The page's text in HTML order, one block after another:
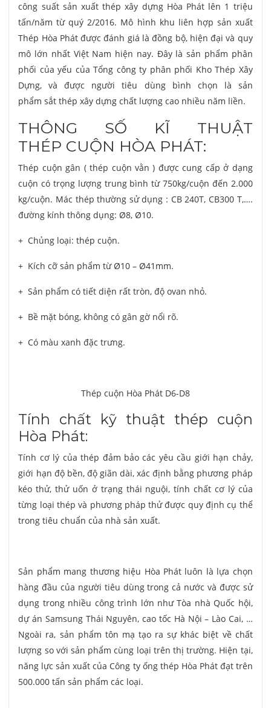
công suất sản xuất thép xây dựng Hòa Phát lên 1 triệu
tấn/năm từ quý 2/2016. Mô hình khu liên hợp sản xuất
Thép Hòa Phát được đánh giá là đồng bộ, hiện đại và quy
mô lớn nhất Việt Nam hiện nay. Đây là sản phẩm phân
phối của yếu của Tổng công ty phân phối Kho Thép Xây
Dựng, và được người tiêu dùng bình chọn là sản
phẩm sắt thép xây dựng chất lượng cao nhiều năm liền.
THÔNG SỐ KĨ THUẬT
THÉP CUỘN HÒA PHÁT:
Thép cuộn gân ( thép cuộn vằn ) được cung cấp ở dạng
cuộn có trọng lượng trung bình từ 750kg/cuộn đến 2.000
kg/cuộn. Mác thép thường sử dụng : CB 240T, CB300 T,….
đường kính thông dụng: Ø8, Ø10.
+ Chủng loại: thép cuộn.
+ Kích cỡ sản phẩm từ Ø10 – Ø41mm.
+ Sản phẩm có tiết diện rất tròn, độ ovan nhỏ.
+ Bề mặt bóng, không có gân gờ nổi rõ.
+ Có màu xanh đặc trưng.
Thép cuộn Hòa Phát D6-D8
Tính chất kỹ thuật thép cuộn
Hòa Phát:
Tính cơ lý của thép đảm bảo các yêu cầu giới hạn chảy,
giới hạn độ bền, độ giãn dài, xác định bằng phương pháp
kéo thử, thử uốn ở trạng thái nguội, tính chất cơ lý của
từng loại thép và phương pháp thử được quy định cụ thể
trong tiêu chuẩn của nhà sản xuất.
Sản phẩm mang thương hiệu Hòa Phát luôn là lựa chọn
hàng đầu của người tiêu dùng trong cả nước và được sử
dụng trong nhiều công trình lớn như Tòa nhà Quốc hội,
dự án Samsung Thái Nguyên, cao tốc Hà Nội – Lào Cai, …
Ngoài ra, sản phẩm tôn mạ tạo ra sự khác biệt về chất
lượng so với sản phẩm cùng loại trên thị trường. Hiện tại,
năng lực sản xuất của Công ty ống thép Hòa Phát đạt trên
500.000 tấn sản phẩm các loại.